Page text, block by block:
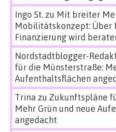
Ingo St.zu Mit breiter
Mobilitätskonzept: Über
Finanzierung wird
Nordstadtblogger-
für die Münsterstraße:
Aufenthaltsflächen
Trina zu Zukunftspläne
Mehr Grün und neue
angedacht